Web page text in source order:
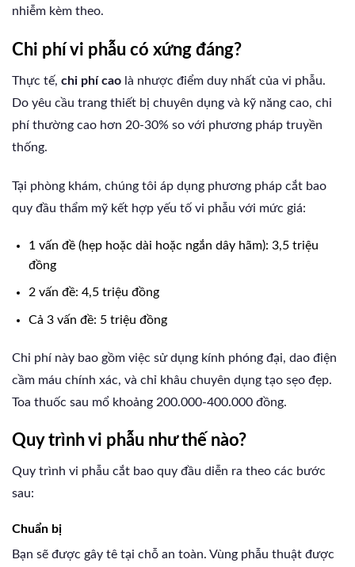
nhiễm kèm theo.
Chi phí vi phẫu có xứng đáng?
Thực tế, chi phí cao là nhược điểm duy nhất của vi phẫu.
Do yêu cầu trang thiết bị chuyên dụng và kỹ năng cao, chi
phí thường cao hơn 20-30% so với phương pháp truyền
thống.
Tại phòng khám, chúng tôi áp dụng phương pháp cắt bao
quy đầu thẩm mỹ kết hợp yếu tố vi phẫu với mức giá:
1 vấn đề (hẹp hoặc dài hoặc ngắn dây hãm): 3,5 triệu
đồng
2 vấn đề: 4,5 triệu đồng
Cả 3 vấn đề: 5 triệu đồng
Chi phí này bao gồm việc sử dụng kính phóng đại, dao điện
cầm máu chính xác, và chỉ khâu chuyên dụng tạo sẹo đẹp.
Toa thuốc sau mổ khoảng 200.000-400.000 đồng.
Quy trình vi phẫu như thế nào?
Quy trình vi phẫu cắt bao quy đầu diễn ra theo các bước
sau:
Chuẩn bị
Bạn sẽ được gây tê tại chỗ an toàn. Vùng phẫu thuật được